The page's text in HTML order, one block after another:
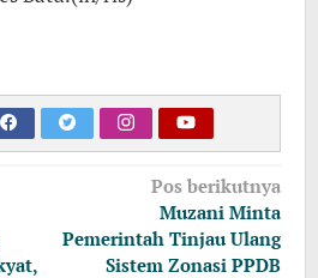
Pos berikutnya
Muzani Minta
Pemerintah Tinjau Ulang
Sistem Zonasi PPDB